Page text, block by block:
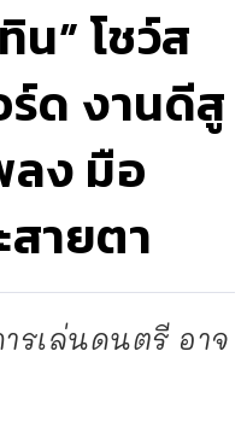
น” โชว์ส
ร์ด งานดีสู
ลง มือ
ายตา
รเล่นดนตรี อาจ